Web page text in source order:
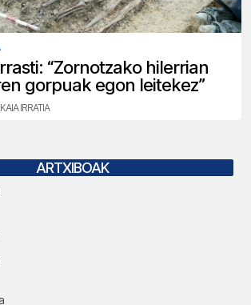
“Zornotzako hilerrian
gorpuak egon leitekez”
IRRATIA
ARTXIBOAK